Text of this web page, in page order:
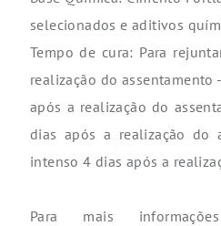
selecionados e aditivos
Tempo de cura: Para
realização do assentamento
após a realização do
dias após a realização do
intenso 4 dias após a
Para mais